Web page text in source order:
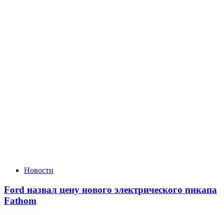
Новости
Ford назвал цену нового электрического пикапа
Fathom